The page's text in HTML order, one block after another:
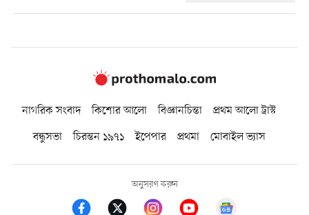
নাগরিক সংবাদ কিশোর আলো বিজ্ঞানচিন্তা
প্রথম আলো ট্রাস্ট
বন্ধুসভা
চিরন্তন ১৯৭১ ইপেপার প্রথমা মোবাইল ভ্যাস
অনুসরণ করুন